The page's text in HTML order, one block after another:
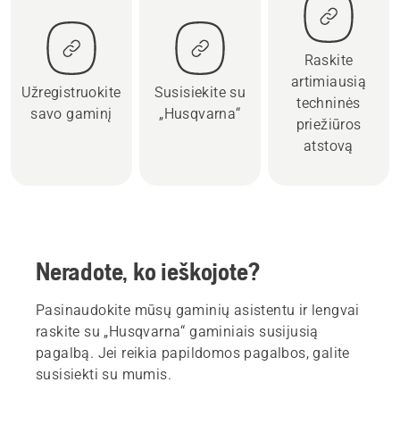
Užregistruokite
savo gaminį
Susisiekite su
„Husqvarna“
Raskite
artimiausią
techninės
priežiūros
atstovą
Neradote, ko ieškojote?
Pasinaudokite mūsų gaminių asistentu ir lengvai
raskite su „Husqvarna“ gaminiais susijusią
pagalbą. Jei reikia papildomos pagalbos, galite
susisiekti su mumis.